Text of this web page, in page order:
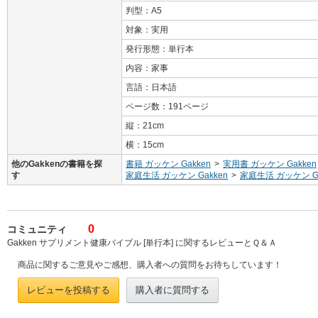
判型：A5
対象：実用
発行形態：単行本
内容：家事
言語：日本語
ページ数：191ページ
縦：21cm
横：15cm
他のGakkenの書籍を探
す
書籍 ガッケン Gakken > 実用書 ガッケン Gakken
家庭生活 ガッケン Gakken > 家庭生活 ガッケン
コミュニティ 0
Gakken サプリメント健康バイブル [単行本] に関するレビューとＱ＆Ａ
商品に関するご意見やご感想、購入者への質問をお待ちしています！
レビューを投稿する 購入者に質問する